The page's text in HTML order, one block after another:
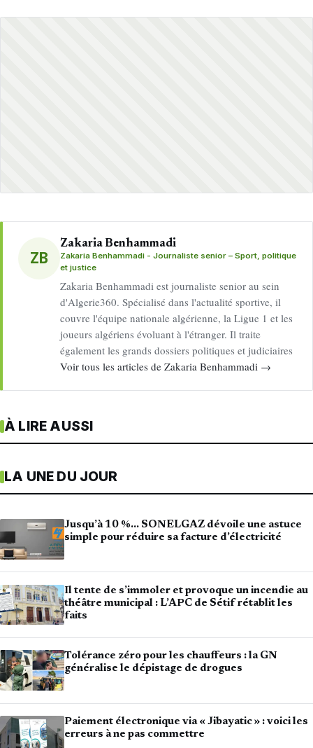
ZB
Zakaria Benhammadi
Zakaria Benhammadi - Journaliste senior – Sport, politique
et justice
Zakaria Benhammadi est journaliste senior au sein
d'Algerie360. Spécialisé dans l'actualité sportive, il
couvre l'équipe nationale algérienne, la Ligue 1 et les
joueurs algériens évoluant à l'étranger. Il traite
également les grands dossiers politiques et judiciaires
Voir tous les articles de Zakaria Benhammadi →
À LIRE AUSSI
LA UNE DU JOUR
Jusqu’à 10 %… SONELGAZ dévoile une astuce
simple pour réduire sa facture d’électricité
Il tente de s’immoler et provoque un incendie au
théâtre municipal : L’APC de Sétif rétablit les
faits
Tolérance zéro pour les chauffeurs : la GN
généralise le dépistage de drogues
Paiement électronique via « Jibayatic » : voici les
erreurs à ne pas commettre